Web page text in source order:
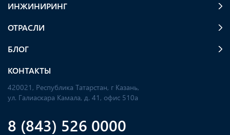
ИНЖИНИРИНГ
ОТРАСЛИ
БЛОГ
КОНТАКТЫ
420021, Республика Татарстан, г Казань,
ул. Галиаскара Камала, д. 41, офис 510а
8 (843) 526 0000